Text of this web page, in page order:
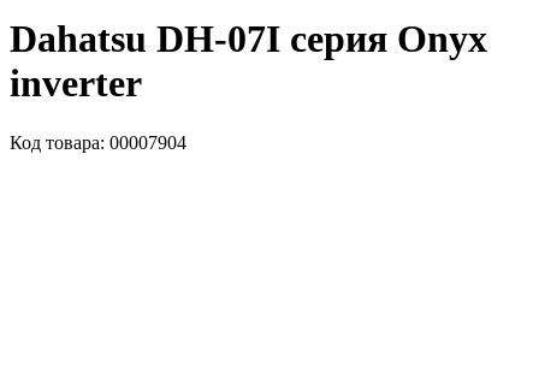
Dahatsu DH-07I серия Onyx
inverter
Код товара: 00007904